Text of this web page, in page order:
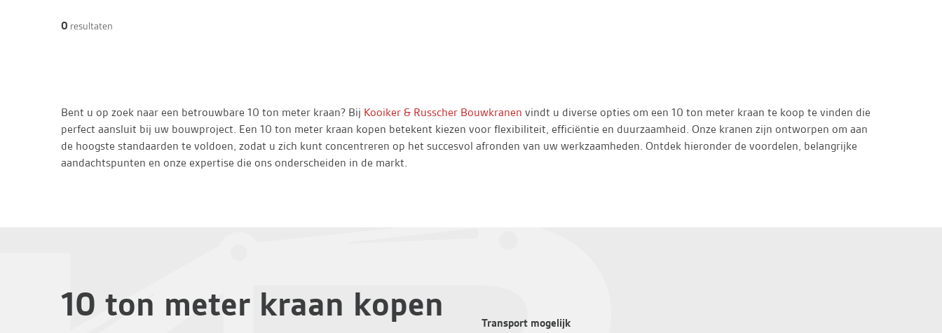
0 resultaten
Bent u op zoek naar een betrouwbare 10 ton meter kraan? Bij Kooiker & Russcher Bouwkranen vindt u diverse opties om een 10 ton meter kraan te koop te vinden die
perfect aansluit bij uw bouwproject. Een 10 ton meter kraan kopen betekent kiezen voor flexibiliteit, efficiëntie en duurzaamheid. Onze kranen zijn ontworpen om aan
de hoogste standaarden te voldoen, zodat u zich kunt concentreren op het succesvol afronden van uw werkzaamheden. Ontdek hieronder de voordelen, belangrijke
aandachtspunten en onze expertise die ons onderscheiden in de markt.
10 ton meter kraan kopen Transport mogelijk